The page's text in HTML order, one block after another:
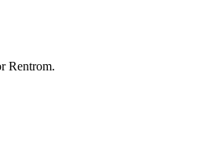
Rentrom.